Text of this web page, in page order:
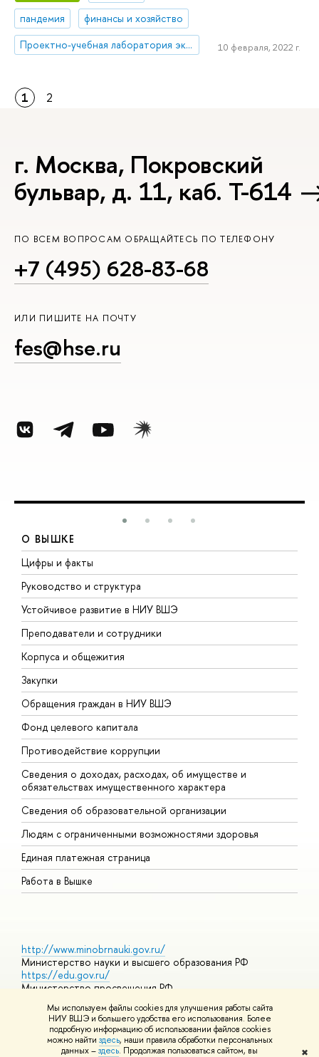
Мы используем файлы cookies для улучшения работы сайта
НИУ ВШЭ и большего удобства его использования. Более
подробную информацию об использовании файлов cookies
можно найти здесь, наши правила обработки персональных
данных –здесь. Продолжая пользоваться сайтом, вы
✖
пандемия
финансы и хозяйство
Проектно-учебная лаборатория экономической журналистики
10 февраля, 2022 г.
1 2
г. Москва, Покровский
бульвар, д. 11, каб. Т-614
ПО ВСЕМ ВОПРОСАМ ОБРАЩАЙТЕСЬ ПО ТЕЛЕФОНУ
+7 (495) 628-83-68
ИЛИ ПИШИТЕ НА ПОЧТУ
fes@hse.ru
О ВЫШКЕ
Цифры и факты
Руководство и структура
Устойчивое развитие в НИУ ВШЭ
Преподаватели и сотрудники
Корпуса и общежития
Закупки
Обращения граждан в НИУ ВШЭ
Фонд целевого капитала
Противодействие коррупции
Сведения о доходах, расходах, об имуществе и
обязательствах имущественного характера
Сведения об образовательной организации
Людям с ограниченными возможностями здоровья
Единая платежная страница
Работа в Вышке
http://www.minobrnauki.gov.ru/
Министерство науки и высшего образования РФ
https://edu.gov.ru/
Министерство просвещения РФ
https://elearning.hse.ru/mooc
Массовые открытые онлайн-курсы